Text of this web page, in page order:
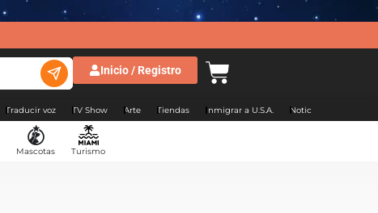
Inicio / Registro
Traducir voz TV Show Arte Tiendas Inmigrar a U.S.A. Noticias Argentina
Mascotas Turismo